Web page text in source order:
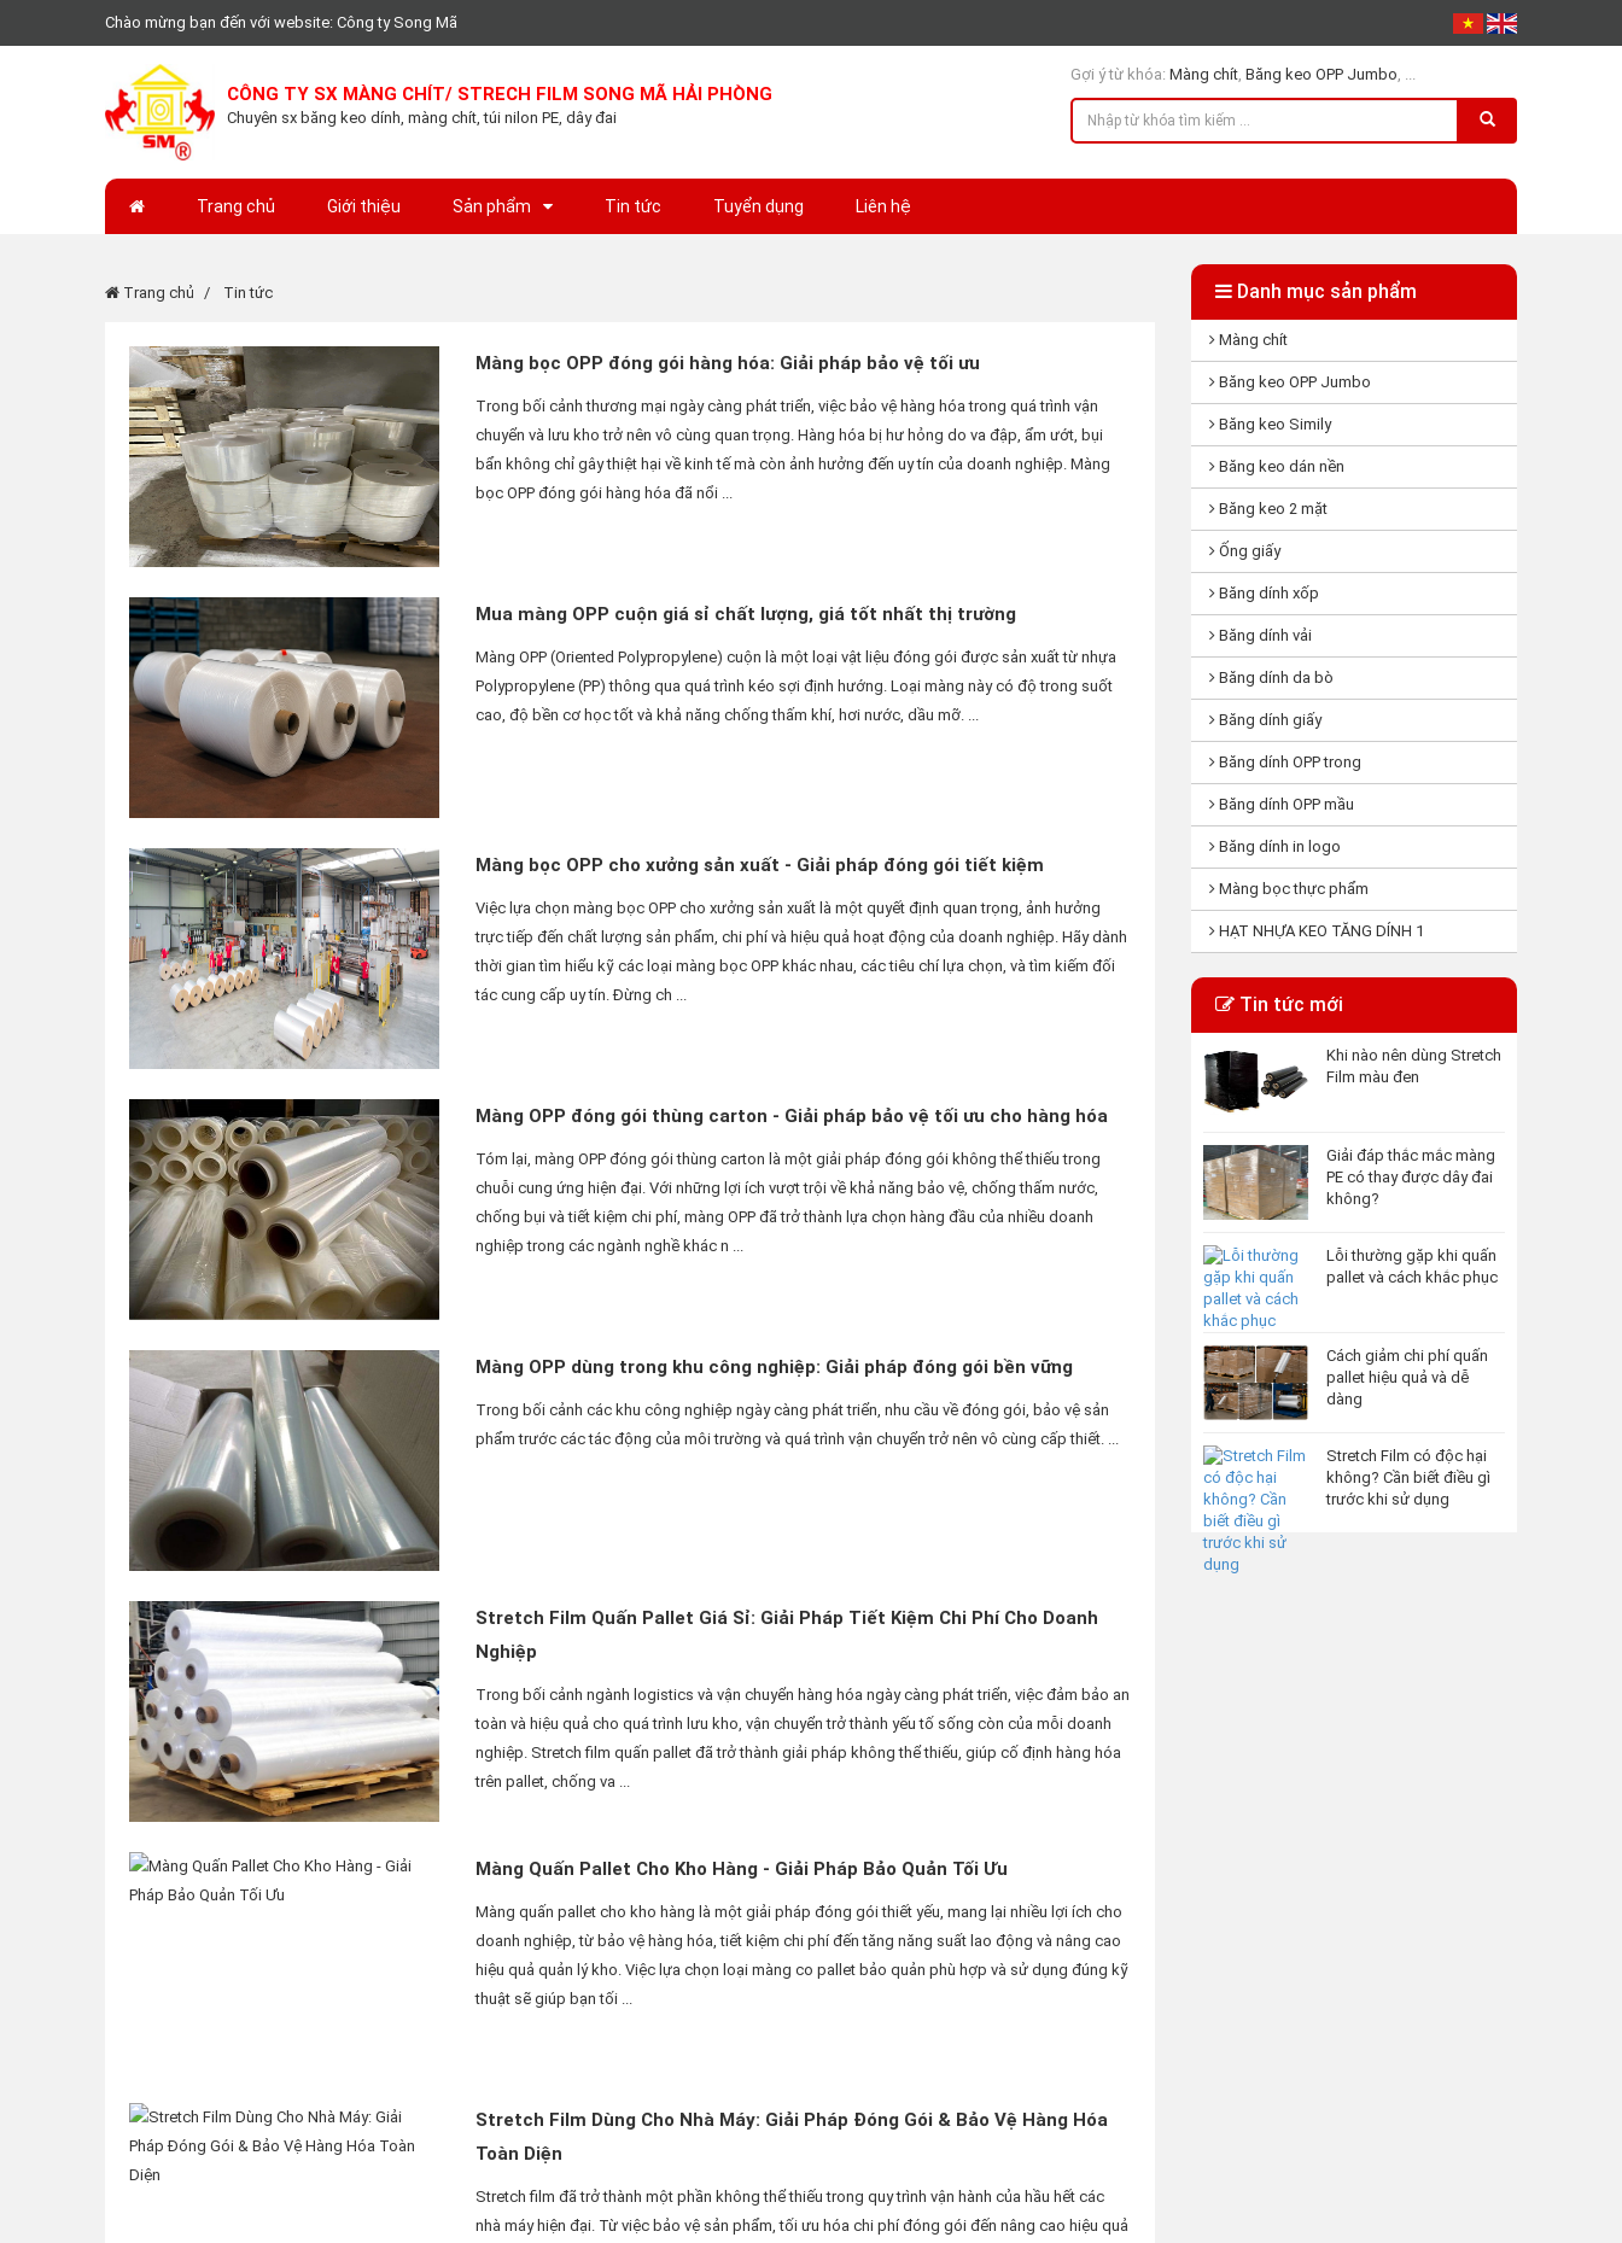
Chào mừng bạn đến với website: Công ty Song Mã
CÔNG TY SX MÀNG CHÍT/ STRECH FILM SONG MÃ HẢI PHÒNG
Chuyên sx băng keo dính, màng chít, túi nilon PE, dây đai
Gợi ý từ khóa: Màng chít, Băng keo OPP Jumbo, ...
Trang chủ Giới thiệu Sản phẩm Tin tức Tuyển dụng Liên hệ
Trang chủ Tin tức
Màng bọc OPP đóng gói hàng hóa: Giải pháp bảo vệ tối ưu
Trong bối cảnh thương mại ngày càng phát triển, việc bảo vệ hàng hóa trong quá trình vận
chuyển và lưu kho trở nên vô cùng quan trọng. Hàng hóa bị hư hỏng do va đập, ẩm ướt, bụi
bẩn không chỉ gây thiệt hại về kinh tế mà còn ảnh hưởng đến uy tín của doanh nghiệp. Màng
bọc OPP đóng gói hàng hóa đã nổi ...
Mua màng OPP cuộn giá sỉ chất lượng, giá tốt nhất thị trường
Màng OPP (Oriented Polypropylene) cuộn là một loại vật liệu đóng gói được sản xuất từ nhựa
Polypropylene (PP) thông qua quá trình kéo sợi định hướng. Loại màng này có độ trong suốt
cao, độ bền cơ học tốt và khả năng chống thấm khí, hơi nước, dầu mỡ. ...
Màng bọc OPP cho xưởng sản xuất - Giải pháp đóng gói tiết kiệm
Việc lựa chọn màng bọc OPP cho xưởng sản xuất là một quyết định quan trọng, ảnh hưởng
trực tiếp đến chất lượng sản phẩm, chi phí và hiệu quả hoạt động của doanh nghiệp. Hãy dành
thời gian tìm hiểu kỹ các loại màng bọc OPP khác nhau, các tiêu chí lựa chọn, và tìm kiếm đối
tác cung cấp uy tín. Đừng ch ...
Màng OPP đóng gói thùng carton - Giải pháp bảo vệ tối ưu cho hàng hóa
Tóm lại, màng OPP đóng gói thùng carton là một giải pháp đóng gói không thể thiếu trong
chuỗi cung ứng hiện đại. Với những lợi ích vượt trội về khả năng bảo vệ, chống thấm nước,
chống bụi và tiết kiệm chi phí, màng OPP đã trở thành lựa chọn hàng đầu của nhiều doanh
nghiệp trong các ngành nghề khác n ...
Màng OPP dùng trong khu công nghiệp: Giải pháp đóng gói bền vững
Trong bối cảnh các khu công nghiệp ngày càng phát triển, nhu cầu về đóng gói, bảo vệ sản
phẩm trước các tác động của môi trường và quá trình vận chuyển trở nên vô cùng cấp thiết. ...
Stretch Film Quấn Pallet Giá Sỉ: Giải Pháp Tiết Kiệm Chi Phí Cho Doanh
Nghiệp
Trong bối cảnh ngành logistics và vận chuyển hàng hóa ngày càng phát triển, việc đảm bảo an
toàn và hiệu quả cho quá trình lưu kho, vận chuyển trở thành yếu tố sống còn của mỗi doanh
nghiệp. Stretch film quấn pallet đã trở thành giải pháp không thể thiếu, giúp cố định hàng hóa
trên pallet, chống va ...
Màng Quấn Pallet Cho Kho Hàng - Giải Pháp Bảo Quản Tối Ưu
Màng quấn pallet cho kho hàng là một giải pháp đóng gói thiết yếu, mang lại nhiều lợi ích cho
doanh nghiệp, từ bảo vệ hàng hóa, tiết kiệm chi phí đến tăng năng suất lao động và nâng cao
hiệu quả quản lý kho. Việc lựa chọn loại màng co pallet bảo quản phù hợp và sử dụng đúng kỹ
thuật sẽ giúp bạn tối ...
Stretch Film Dùng Cho Nhà Máy: Giải Pháp Đóng Gói & Bảo Vệ Hàng Hóa
Toàn Diện
Stretch film đã trở thành một phần không thể thiếu trong quy trình vận hành của hầu hết các
nhà máy hiện đại. Từ việc bảo vệ sản phẩm, tối ưu hóa chi phí đóng gói đến nâng cao hiệu quả
Danh mục sản phẩm
Màng chít
Băng keo OPP Jumbo
Băng keo Simily
Băng keo dán nền
Băng keo 2 mặt
Ống giấy
Băng dính xốp
Băng dính vải
Băng dính da bò
Băng dính giấy
Băng dính OPP trong
Băng dính OPP mầu
Băng dính in logo
Màng bọc thực phẩm
HẠT NHỰA KEO TĂNG DÍNH 1
Tin tức mới
Khi nào nên dùng Stretch
Film màu đen
Giải đáp thắc mắc màng
PE có thay được dây đai
không?
Lỗi thường gặp khi quấn
pallet và cách khắc phục
Cách giảm chi phí quấn
pallet hiệu quả và dễ
dàng
Stretch Film có độc hại
không? Cần biết điều gì
trước khi sử dụng